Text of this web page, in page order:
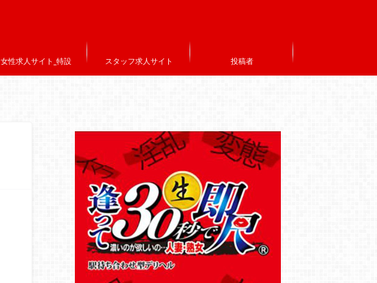
女性求人サイト_特設 スタッフ求人サイト 投稿者